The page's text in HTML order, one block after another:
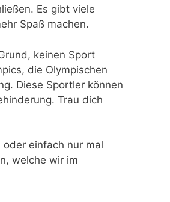
Es gibt viele
Spaß machen.
keinen Sport
die Olympischen
Diese Sportler können
Trau dich
einfach nur mal
welche wir im